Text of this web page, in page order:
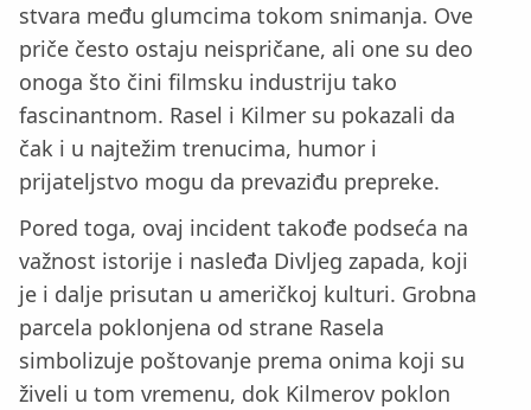
stvara među glumcima tokom snimanja. Ove
priče često ostaju neispričane, ali one su deo
onoga što čini filmsku industriju tako
fascinantnom. Rasel i Kilmer su pokazali da
čak i u najtežim trenucima, humor i
prijateljstvo mogu da prevaziđu prepreke.
Pored toga, ovaj incident takođe podseća na
važnost istorije i nasleđa Divljeg zapada, koji
je i dalje prisutan u američkoj kulturi. Grobna
parcela poklonjena od strane Rasela
simbolizuje poštovanje prema onima koji su
živeli u tom vremenu, dok Kilmerov poklon